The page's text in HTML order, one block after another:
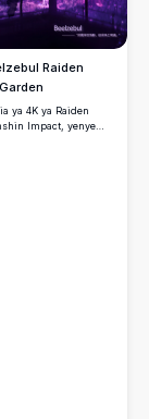
Raiden
ya 4K ya Raiden
Impact, yenye